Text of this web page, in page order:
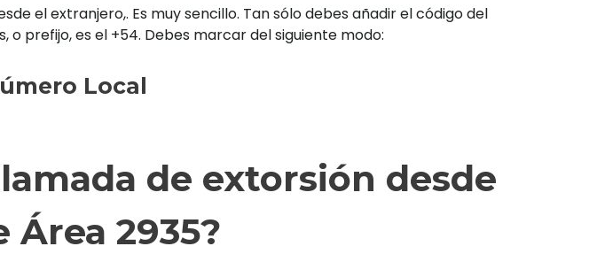
el extranjero,. Es muy sencillo. Tan sólo debes añadir el código del
prefijo, es el +54. Debes marcar del siguiente modo:
Local
de extorsión desde
Área 2935?